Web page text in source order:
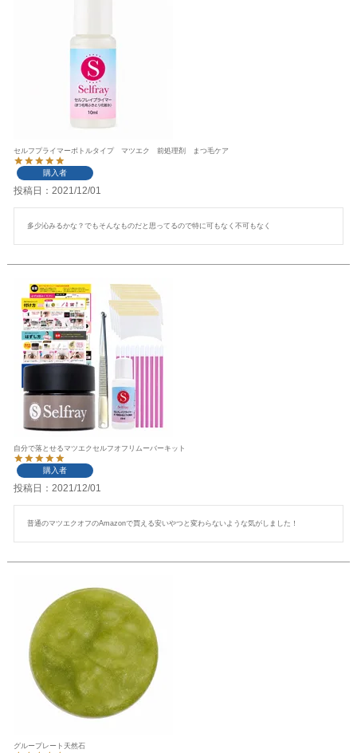
セルフプライマーボトルタイプ マツエク 前処理剤 まつ毛ケア
購入者
投稿日 2021/12/01
多少沁みるかな？でもそんなものだと思ってるので特に可もなく不可もなく
自分で落とせるマツエクセルフオフリムーバーキット
購入者
投稿日 2021/12/01
普通のマツエクオフのAmazonで買える安いやつと変わらないような気がしました！
グループレート天然石